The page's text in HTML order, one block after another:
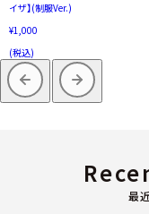
イザ】(制服Ver.)
¥1,000
(税込)
最